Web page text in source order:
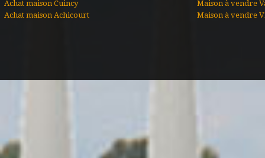
Achat maison Cuincy
Achat maison Achicourt
Maison à vendre
Maison à vendre